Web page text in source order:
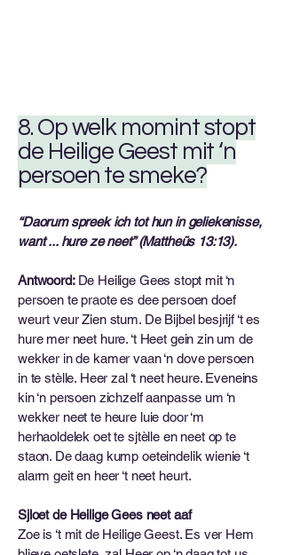
8. Op welk momint stopt
de Heilige Geest mit ‘n
persoen te smeke?
“Daorum spreek ich tot hun in geliekenisse,
want ... hure ze neet” (Mattheüs 13:13).
Antwoord: De Heilige Gees stopt mit ‘n
persoen te praote es dee persoen doef
weurt veur Zien stum. De Bijbel besjrijf ‘t es
hure mer neet hure. ‘t Heet gein zin um de
wekker in de kamer vaan ‘n dove persoen
in te stèlle. Heer zal ‘t neet heure. Eveneins
kin ‘n persoen zichzelf aanpasse um ‘n
wekker neet te heure luie door ‘m
herhaoldelek oet te sjtèlle en neet op te
staon. De daag kump oeteindelik wienie ‘t
alarm geit en heer ‘t neet heurt.
Sjloet de Heilige Gees neet aaf
Zoe is ‘t mit de Heilige Geest. Es ver Hem